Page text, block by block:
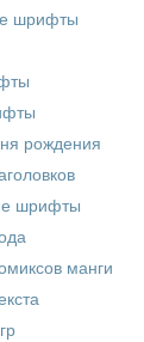
шрифты
рождения
шрифты
манги